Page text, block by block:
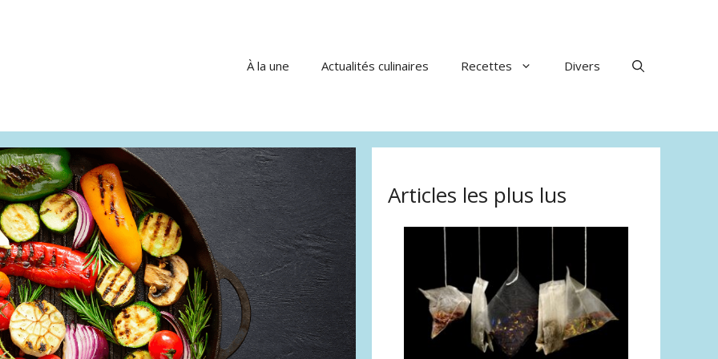
À la une Actualités culinaires Recettes Divers
Articles les plus lus